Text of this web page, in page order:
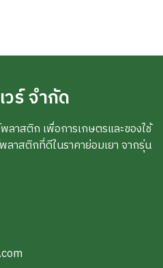
ร์ จำกัด
สติก เพื่อการเกษตรและของใช้
าสติกที่ดีในราคาย่อมเยา จากรุ่น